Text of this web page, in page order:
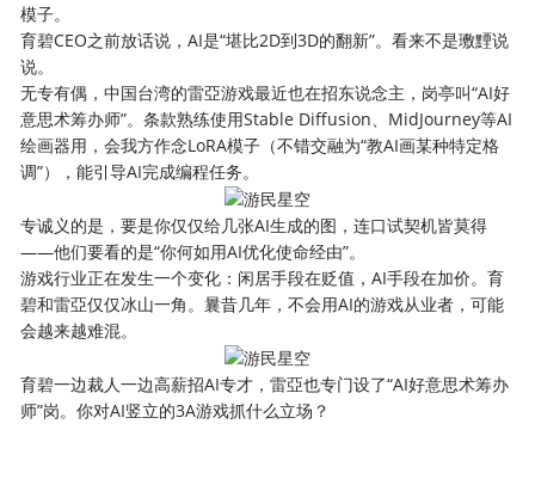
模子。
育碧CEO之前放话说，AI是“堪比2D到3D的翻新”。看来不是璷黫说
说。
无专有偶，中国台湾的雷亞游戏最近也在招东说念主，岗亭叫“AI好
意思术筹办师”。条款熟练使用Stable Diffusion、MidJourney等AI
绘画器用，会我方作念LoRA模子（不错交融为“教AI画某种特定格
调”），能引导AI完成编程任务。
专诚义的是，要是你仅仅给几张AI生成的图，连口试契机皆莫得
——他们要看的是“你何如用AI优化使命经由”。
游戏行业正在发生一个变化：闲居手段在贬值，AI手段在加价。育
碧和雷亞仅仅冰山一角。曩昔几年，不会用AI的游戏从业者，可能
会越来越难混。
育碧一边裁人一边高薪招AI专才，雷亞也专门设了“AI好意思术筹办
师”岗。你对AI竖立的3A游戏抓什么立场？